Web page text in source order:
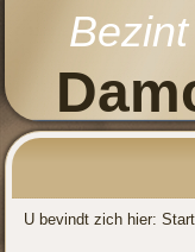
U bevindt zich hier:Start